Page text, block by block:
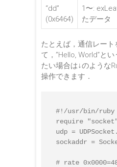
“dd”
(0x6464)
1〜:
たデータ
たとえば，通信レート
て，”Hello, World”と
たい場合は↓のような
操作できます．
#!/usr/bin/ruby
require
udp =
sockaddr =
# rate